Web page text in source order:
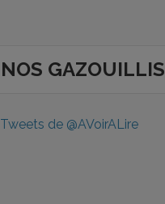
NOS GAZOUILLIS
Tweets de @AVoirALire